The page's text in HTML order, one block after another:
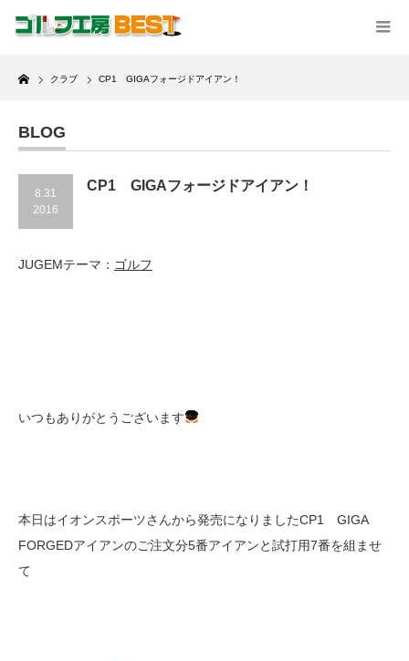
Home
クラブ CP1 GIGAフォージドアイアン！
BLOG
8.31
2016
CP1 GIGAフォージドアイアン！
JUGEMテーマ： ゴルフ
いつもありがとうございます
本日はイオンスポーツさんから発売になりましたCP1 GIGA
FORGEDアイアンのご注文分5番アイアンと試打用7番を組ませ
て